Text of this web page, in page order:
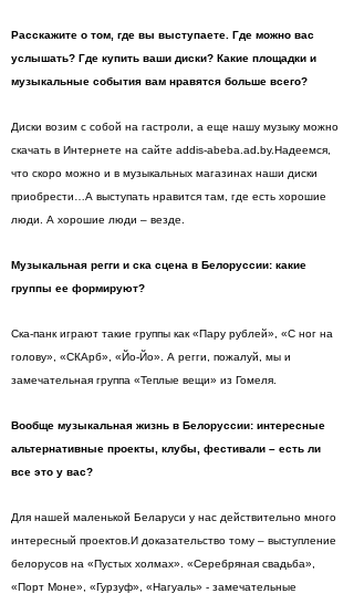
Расскажите о том, где вы выступаете. Где можно вас
услышать? Где купить ваши диски? Какие площадки и
музыкальные события вам нравятся больше всего?
Диски возим с собой на гастроли, а еще нашу музыку можно
скачать в Интернете на сайте addis-abeba.ad by.Надеемся,
что скоро можно и в музыкальных магазинах наши диски
приобрести…А выступать нравится там, где есть хорошие
люди. А хорошие люди – везде.
Музыкальная регги и ска сцена в Белоруссии: какие
группы ее формируют?
Ска-панк играют такие группы как «Пару рублей», «С ног на
голову», «СКАрб», «Йо-Йо». А регги, пожалуй, мы и
замечательная группа «Теплые вещи» из Гомеля.
Вообще музыкальная жизнь в Белоруссии: интересные
альтернативные проекты, клубы, фестивали – есть ли
все это у вас?
Для нашей маленькой Беларуси у нас действительно много
интересный проектов.И доказательство тому – выступление
белорусов на «Пустых холмах». «Серебряная свадьба»,
«Порт Моне», «Гурзуф», «Нагуаль» - замечательные